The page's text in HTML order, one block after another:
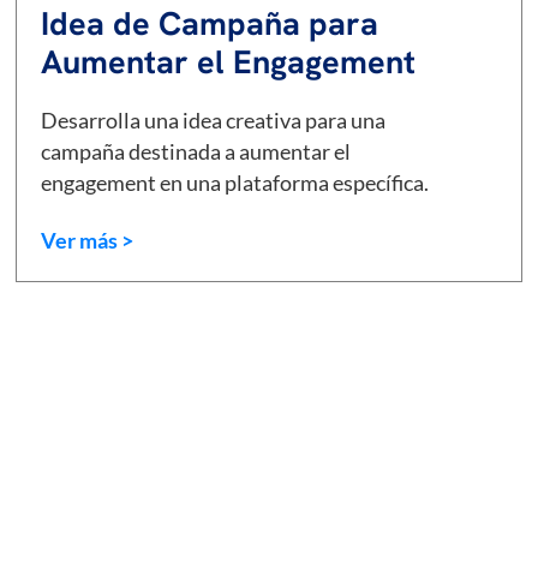
Idea de Campaña para
Aumentar el Engagement
Desarrolla una idea creativa para una
campaña destinada a aumentar el
engagement en una plataforma específica.
Ver más >